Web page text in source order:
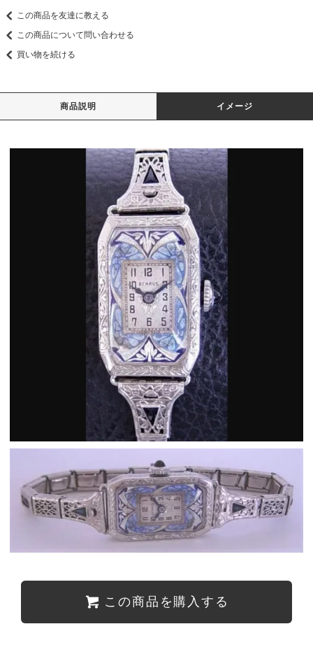
この商品を友達に教える
この商品について問い合わせる
買い物を続ける
商品説明 イメージ
この商品を購入する